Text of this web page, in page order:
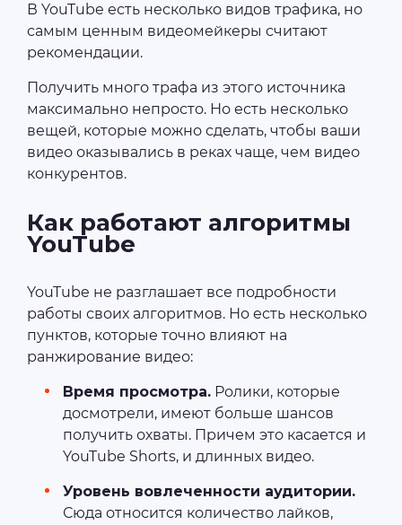
В YouTube есть несколько видов трафика, но
самым ценным видеомейкеры считают
рекомендации.
Получить много трафа из этого источника
максимально непросто. Но есть несколько
вещей, которые можно сделать, чтобы ваши
видео оказывались в реках чаще, чем видео
конкурентов.
Как работают алгоритмы
YouTube
YouTube не разглашает все подробности
работы своих алгоритмов. Но есть несколько
пунктов, которые точно влияют на
ранжирование видео:
Время просмотра. Ролики, которые
досмотрели, имеют больше шансов
получить охваты. Причем это касается и
YouTube Shorts, и длинных видео.
Уровень вовлеченности аудитории.
Сюда относится количество лайков,